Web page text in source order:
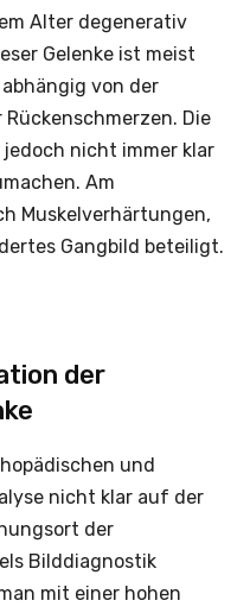
Alter degenerativ
Gelenke ist meist
von der
Die
nicht immer klar
Am
Muskelverhärtungen,
Gangbild beteiligt.
der
und
nicht klar auf der
der
Bilddiagnostik
mit einer hohen